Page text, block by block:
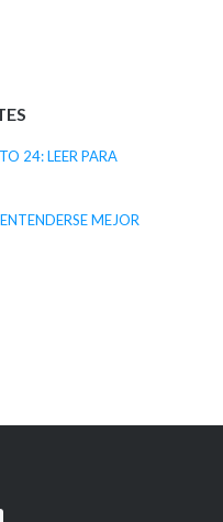
24: LEER PARA
MEJOR